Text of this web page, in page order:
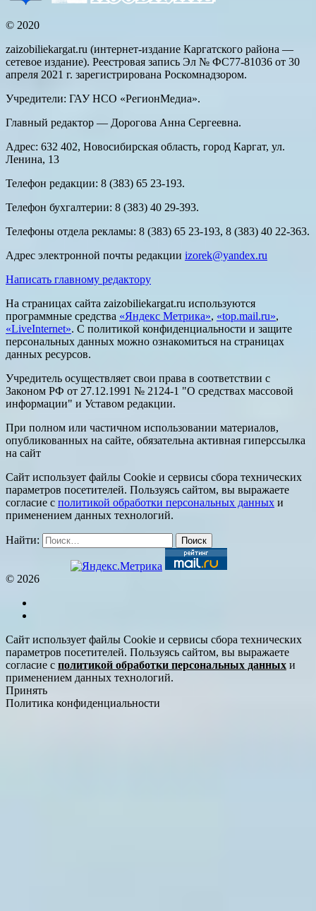
© 2020
zaizobiliekargat.ru (интернет-издание Каргатского района —
сетевое издание). Реестровая запись Эл № ФС77-81036 от 30
апреля 2021 г. зарегистрирована Роскомнадзором.
Учредители: ГАУ НСО «РегионМедиа».
Главный редактор — Дорогова Анна Сергеевна.
Адрес: 632 402, Новосибирская область, город Каргат, ул.
Ленина, 13
Телефон редакции: 8 (383) 65 23-193.
Телефон бухгалтерии: 8 (383) 40 29-393.
Телефоны отдела рекламы: 8 (383) 65 23-193, 8 (383) 40 22-363.
Адрес электронной почты редакции izorek@yandex.ru
Написать главному редактору
На страницах сайта zaizobiliekargat.ru используются
программные средства «Яндекс Метрика», «top.mail.ru»,
«LiveInternet». С политикой конфиденциальности и защите
персональных данных можно ознакомиться на страницах
данных ресурсов.
Учредитель осуществляет свои права в соответствии с
Законом РФ от 27.12.1991 № 2124-1 "О средствах массовой
информации" и Уставом редакции.
При полном или частичном использовании материалов,
опубликованных на сайте, обязательна активная гиперссылка
на сайт
Сайт использует файлы Cookie и сервисы сбора технических
параметров посетителей. Пользуясь сайтом, вы выражаете
согласие с политикой обработки персональных данных и
применением данных технологий.
Найти:
© 2026
Сайт использует файлы Cookie и сервисы сбора технических
параметров посетителей. Пользуясь сайтом, вы выражаете
согласие с политикой обработки персональных данных и
применением данных технологий.
Принять
Политика конфиденциальности